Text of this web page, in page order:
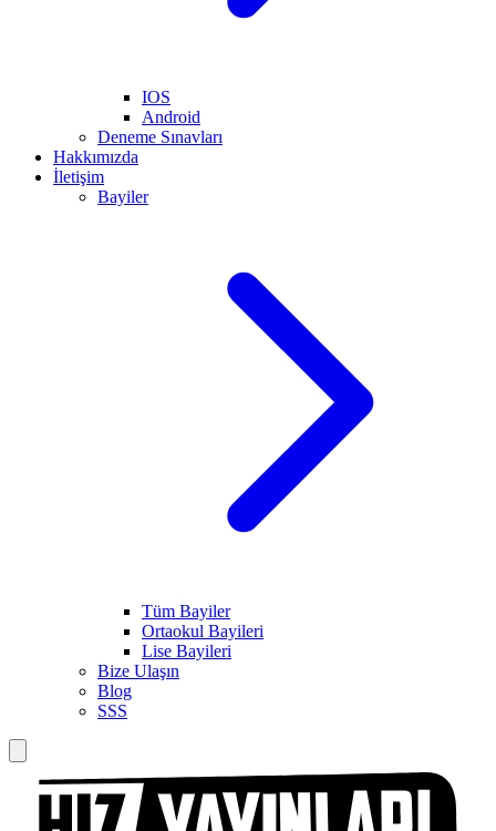
IOS
Android
Deneme Sınavları
Hakkımızda
İletişim
Bayiler
Tüm Bayiler
Ortaokul Bayileri
Lise Bayileri
Bize Ulaşın
Blog
SSS